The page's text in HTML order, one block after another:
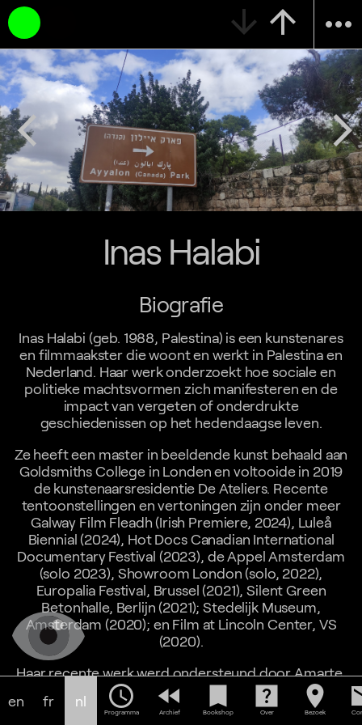
more_horiz
arrow_downward arrow_upward
arrow_forward_ios
arrow_back_ios
Inas Halabi
Biografie
Inas Halabi (geb. 1988, Palestina) is een kunstenares
en filmmaakster die woont en werkt in Palestina en
Nederland. Haar werk onderzoekt hoe sociale en
politieke machtsvormen zich manifesteren en de
impact van vergeten of onderdrukte
geschiedenissen op het hedendaagse leven.
Ze heeft een master in beeldende kunst behaald aan
Goldsmiths College in Londen en voltooide in 2019
de kunstenaarsresidentie De Ateliers. Recente
tentoonstellingen en vertoningen zijn onder meer
Galway Film Fleadh (Irish Premiere, 2024), Luleå
Biennial (2024), Hot Docs Canadian International
Documentary Festival (2023), de Appel Amsterdam
(solo 2023), Showroom London (solo, 2022),
Europalia Festival, Brussel (2021), Silent Green
Betonhalle, Berlijn (2021); Stedelijk Museum,
Amsterdam (2020); en Film at Lincoln Center, VS
(2020).
Haar recente werk werd ondersteund door Amarte,
Amsterdam Fonds voor de Kunst (AFK), Mondriaan
Fonds en Sharjah Art Foundation.
en fr nl schedule
Programma
fast_rewind
Archief
bookmark
Bookshop
help_center
Over
location_on
Bezoek